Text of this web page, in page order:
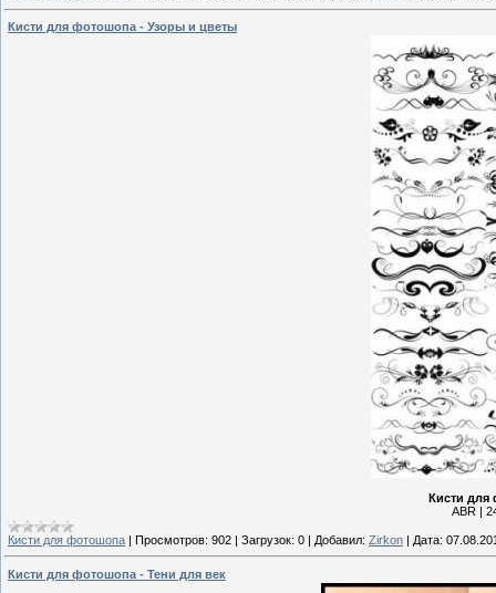
Кисти для фотошопа - Узоры и цветы
Кисти для
ABR |
Кисти для фотошопа | Просмотров: 902 | Загрузок: 0 | Добавил: Zirkon | Дата:
Кисти для фотошопа - Тени для век